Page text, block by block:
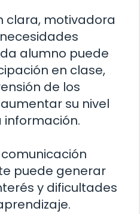
clara, motivadora
alumno puede
en clase,
de los
su nivel
información.
puede generar
y dificultades